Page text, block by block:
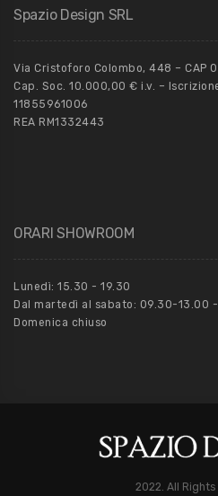
Spazio Design SRL
Via Cristoforo Colombo, 448 – CAP
Cap. Soc. 10.000,00 € i.v. –
11855961006
REA RM1332443
ORARI SHOWROOM
Lunedì: 15.30 - 19.30
Dal martedì al sabato: 09.30-13.00
Domenica chiuso
2022. All Rights